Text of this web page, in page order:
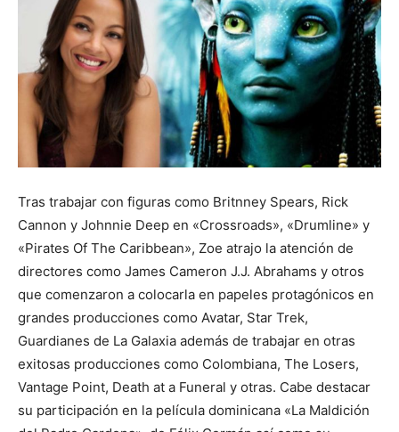
Tras trabajar con figuras como Britnney Spears, Rick
Cannon y Johnnie Deep en «Crossroads», «Drumline» y
«Pirates Of The Caribbean», Zoe atrajo la atención de
directores como James Cameron J.J. Abrahams y otros
que comenzaron a colocarla en papeles protagónicos en
grandes producciones como Avatar, Star Trek,
Guardianes de La Galaxia además de trabajar en otras
exitosas producciones como Colombiana, The Losers,
Vantage Point, Death at a Funeral y otras. Cabe destacar
su participación en la película dominicana «La Maldición